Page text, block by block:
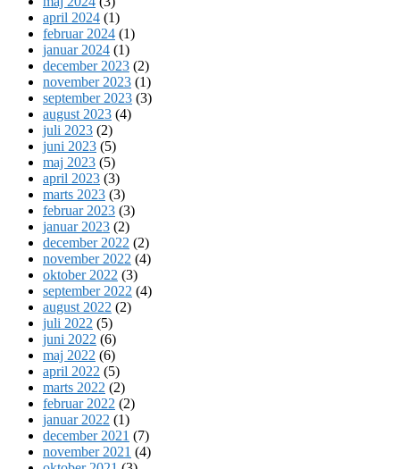
april 2024 (1)
februar 2024 (1)
januar 2024 (1)
december 2023 (2)
november 2023 (1)
september 2023 (3)
august 2023 (4)
juli 2023 (2)
juni 2023 (5)
maj 2023 (5)
april 2023 (3)
marts 2023 (3)
februar 2023 (3)
januar 2023 (2)
december 2022 (2)
november 2022 (4)
oktober 2022 (3)
september 2022 (4)
august 2022 (2)
juli 2022 (5)
juni 2022 (6)
maj 2022 (6)
april 2022 (5)
marts 2022 (2)
februar 2022 (2)
januar 2022 (1)
december 2021 (7)
november 2021 (4)